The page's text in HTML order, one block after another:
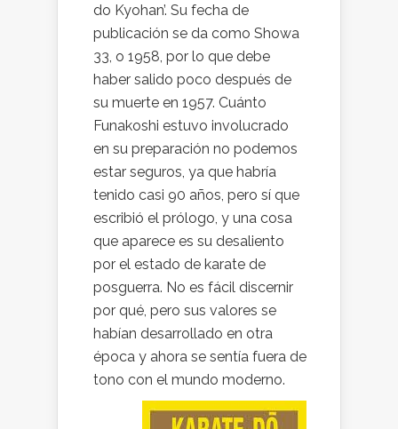
do Kyohan’. Su fecha de
publicación se da como Showa
33, o 1958, por lo que debe
haber salido poco después de
su muerte en 1957. Cuánto
Funakoshi estuvo involucrado
en su preparación no podemos
estar seguros, ya que habría
tenido casi 90 años, pero sí que
escribió el prólogo, y una cosa
que aparece es su desaliento
por el estado de karate de
posguerra. No es fácil discernir
por qué, pero sus valores se
habían desarrollado en otra
época y ahora se sentía fuera de
tono con el mundo moderno.